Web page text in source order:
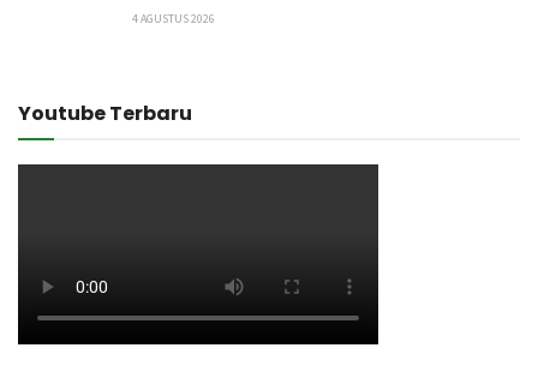
4 AGUSTUS 2026
Youtube Terbaru